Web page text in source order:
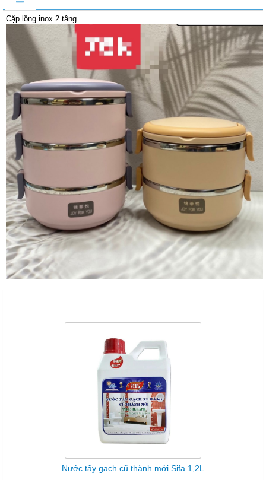
Cặp lồng inox 2 tầng
Nước tẩy gạch cũ thành mới Sifa 1,2L